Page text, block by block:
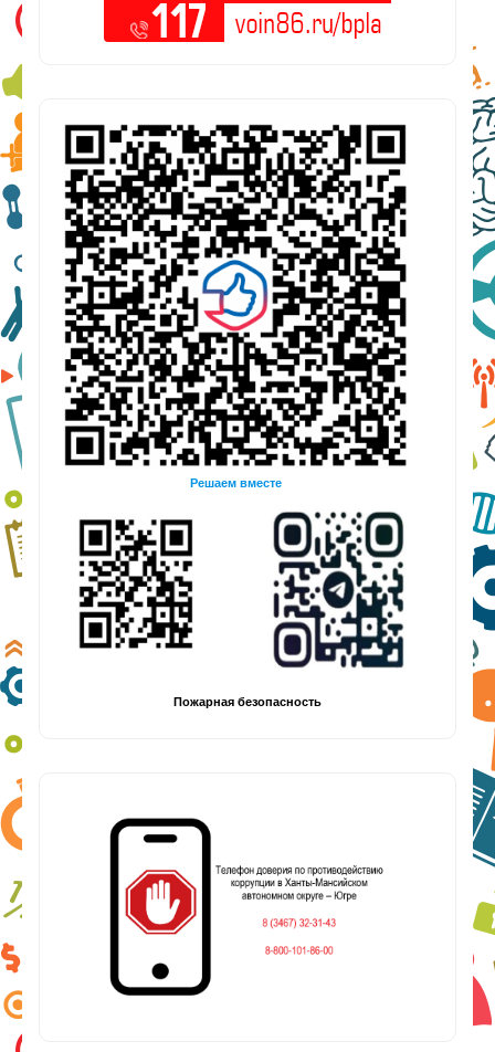
Решаем вместе
Пожарная безопасность